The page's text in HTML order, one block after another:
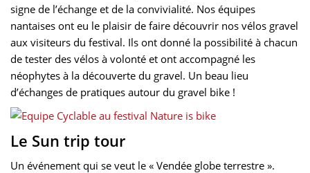
signe de l’échange et de la convivialité. Nos équipes
nantaises ont eu le plaisir de faire découvrir nos vélos gravel
aux visiteurs du festival. Ils ont donné la possibilité à chacun
de tester des vélos à volonté et ont accompagné les
néophytes à la découverte du gravel. Un beau lieu
d’échanges de pratiques autour du gravel bike !
Le Sun trip tour
Un événement qui se veut le « Vendée globe terrestre ».